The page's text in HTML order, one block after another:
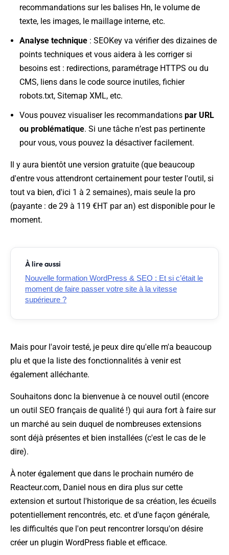
recommandations sur les balises Hn, le volume de
texte, les images, le maillage interne, etc.
Analyse technique : SEOKey va vérifier des dizaines de
points techniques et vous aidera à les corriger si
besoins est : redirections, paramétrage HTTPS ou du
CMS, liens dans le code source inutiles, fichier
robots.txt, Sitemap XML, etc.
Vous pouvez visualiser les recommandationspar URL
ou problématique. Si une tâche n’est pas pertinente
pour vous, vous pouvez la désactiver facilement.
Il y aura bientôt une version gratuite (que beaucoup
d'entre vous attendront certainement pour tester l'outil, si
tout va bien, d'ici 1 à 2 semaines), mais seule la pro
(payante : de 29 à 119 €HT par an) est disponible pour le
moment.
À lire aussi
Nouvelle formation WordPress & SEO : Et si c’était le
moment de faire passer votre site à la vitesse
supérieure ?
Mais pour l'avoir testé, je peux dire qu'elle m'a beaucoup
plu et que la liste des fonctionnalités à venir est
également alléchante.
Souhaitons donc la bienvenue à ce nouvel outil (encore
un outil SEO français de qualité !) qui aura fort à faire sur
un marché au sein duquel de nombreuses extensions
sont déjà présentes et bien installées (c'est le cas de le
dire).
À noter également que dans le prochain numéro de
Reacteur.com, Daniel nous en dira plus sur cette
extension et surtout l'historique de sa création, les écueils
potentiellement rencontrés, etc. et d'une façon générale,
les difficultés que l'on peut rencontrer lorsqu'on désire
créer un plugin WordPress fiable et efficace.